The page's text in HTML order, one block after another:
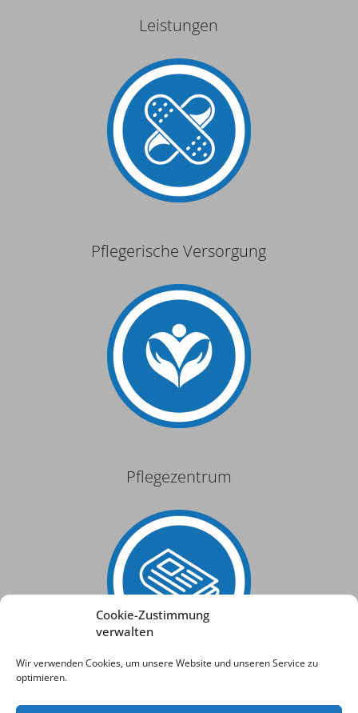
Cookie-Zustimmung
verwalten
Wir verwenden Cookies, um unsere Website und unseren Service zu
optimieren.
Leistungen
Pflegerische Versorgung
Pflegezentrum
Aktuelles